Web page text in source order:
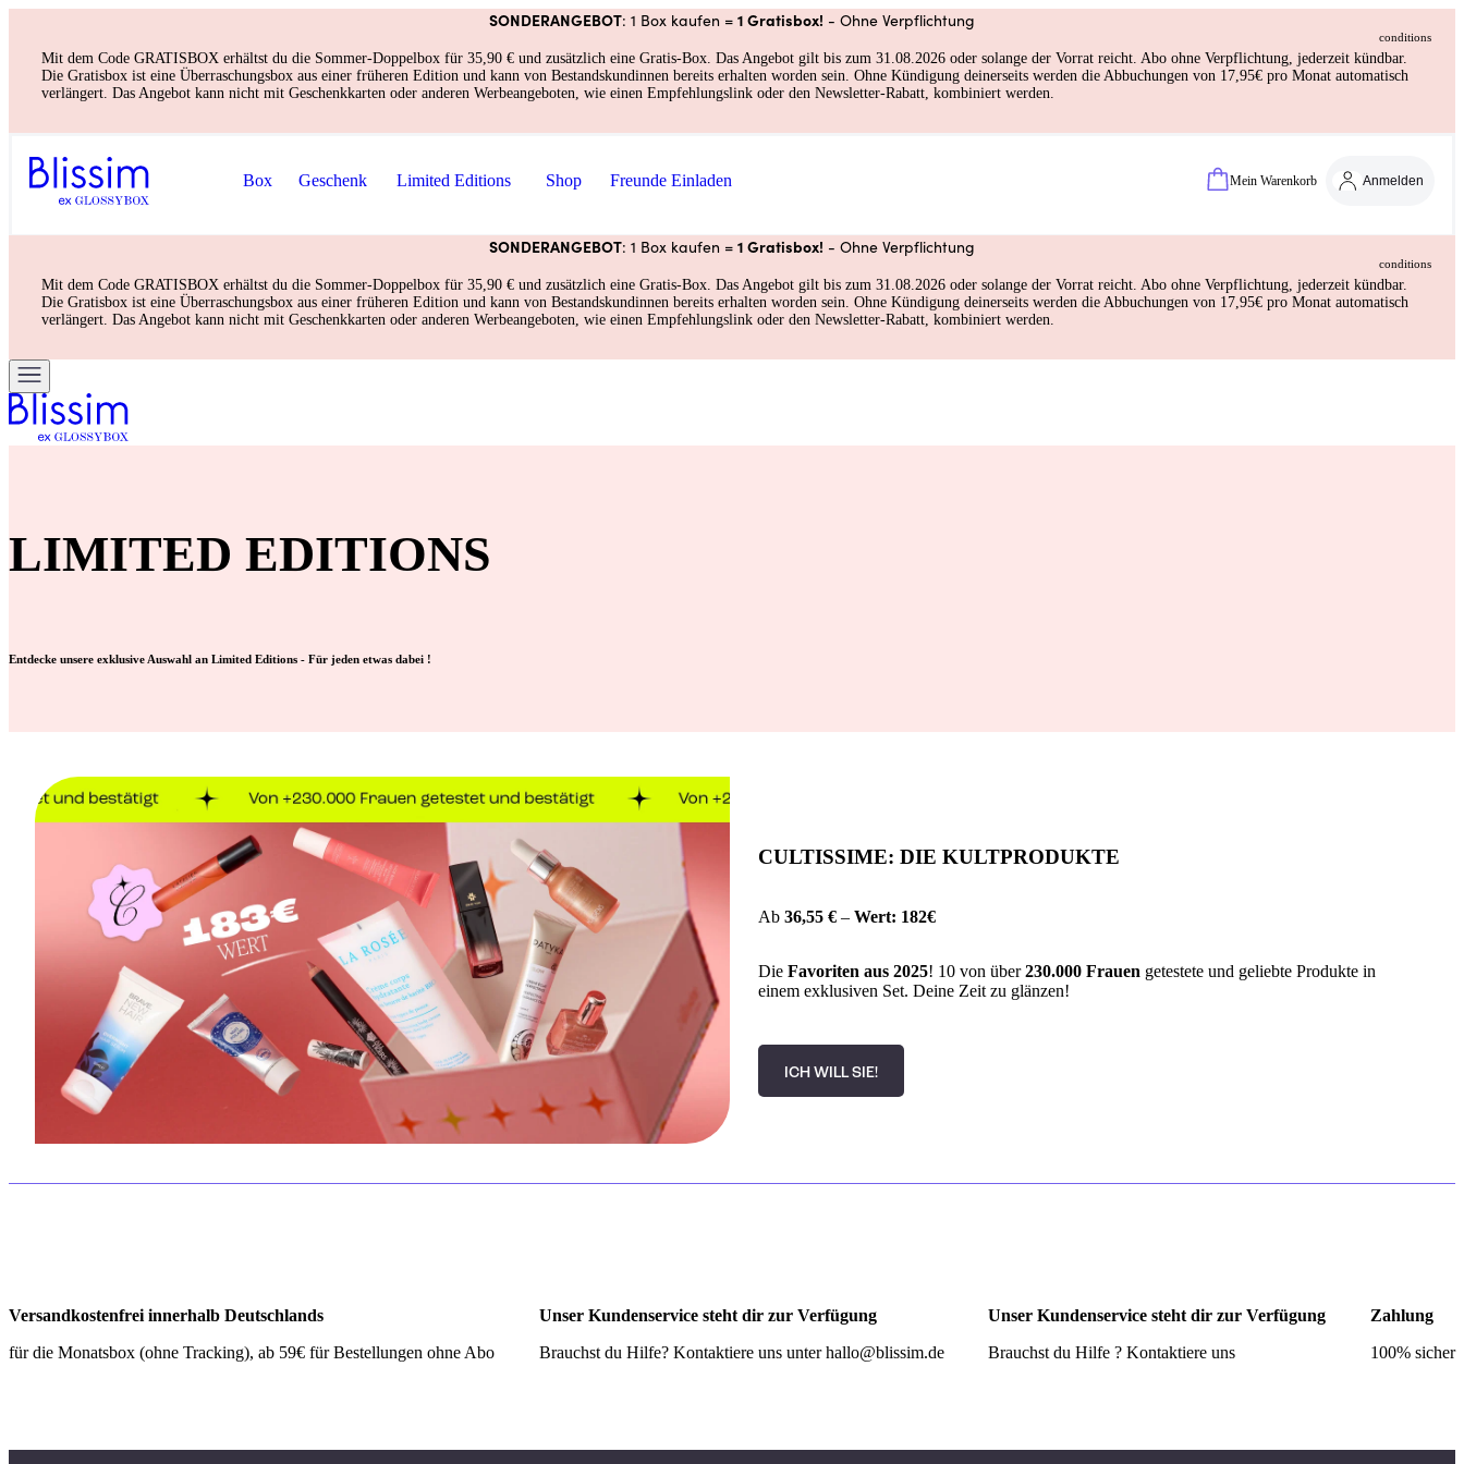
SONDERANGEBOT: 1 Box kaufen = 1 Gratisbox! - Ohne Verpflichtung
conditions
Mit dem Code GRATISBOX erhältst du die Sommer-Doppelbox für 35,90 € und zusätzlich eine Gratis-Box. Das Angebot gilt bis zum 31.08.2026 oder solange der Vorrat reicht. Abo ohne Verpflichtung, jederzeit kündbar.
Die Gratisbox ist eine Überraschungsbox aus einer früheren Edition und kann von Bestandskundinnen bereits erhalten worden sein. Ohne Kündigung deinerseits werden die Abbuchungen von 17,95€ pro Monat automatisch
verlängert. Das Angebot kann nicht mit Geschenkkarten oder anderen Werbeangeboten, wie einen Empfehlungslink oder den Newsletter-Rabatt, kombiniert werden.
Box Geschenk Limited Editions Shop Freunde Einladen Mein Warenkorb Anmelden
SONDERANGEBOT: 1 Box kaufen = 1 Gratisbox! - Ohne Verpflichtung
conditions
Mit dem Code GRATISBOX erhältst du die Sommer-Doppelbox für 35,90 € und zusätzlich eine Gratis-Box. Das Angebot gilt bis zum 31.08.2026 oder solange der Vorrat reicht. Abo ohne Verpflichtung, jederzeit kündbar.
Die Gratisbox ist eine Überraschungsbox aus einer früheren Edition und kann von Bestandskundinnen bereits erhalten worden sein. Ohne Kündigung deinerseits werden die Abbuchungen von 17,95€ pro Monat automatisch
verlängert. Das Angebot kann nicht mit Geschenkkarten oder anderen Werbeangeboten, wie einen Empfehlungslink oder den Newsletter-Rabatt, kombiniert werden.
LIMITED EDITIONS
Entdecke unsere exklusive Auswahl an Limited Editions - Für jeden etwas dabei !
CULTISSIME: DIE KULTPRODUKTE
Ab 36,55 € – Wert: 182€
Die Favoriten aus 2025! 10 von über230.000 Frauen getestete und geliebte Produkte in
einem exklusiven Set. Deine Zeit zu glänzen!
ICH WILL SIE!
Versandkostenfrei innerhalb Deutschlands
für die Monatsbox (ohne Tracking), ab 59€ für Bestellungen ohne Abo
Unser Kundenservice steht dir zur Verfügung
Brauchst du Hilfe? Kontaktiere uns unterhallo@blissim.de
Unser Kundenservice steht dir zur Verfügung
Brauchst du Hilfe ? Kontaktiere uns
Zahlung
100% sicher